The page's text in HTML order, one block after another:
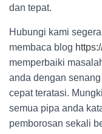
dan tepat.
Hubungi kami
membaca blog
memperbaiki
anda dengan
cepat teratasi.
semua pipa anda
pemborosan sekali